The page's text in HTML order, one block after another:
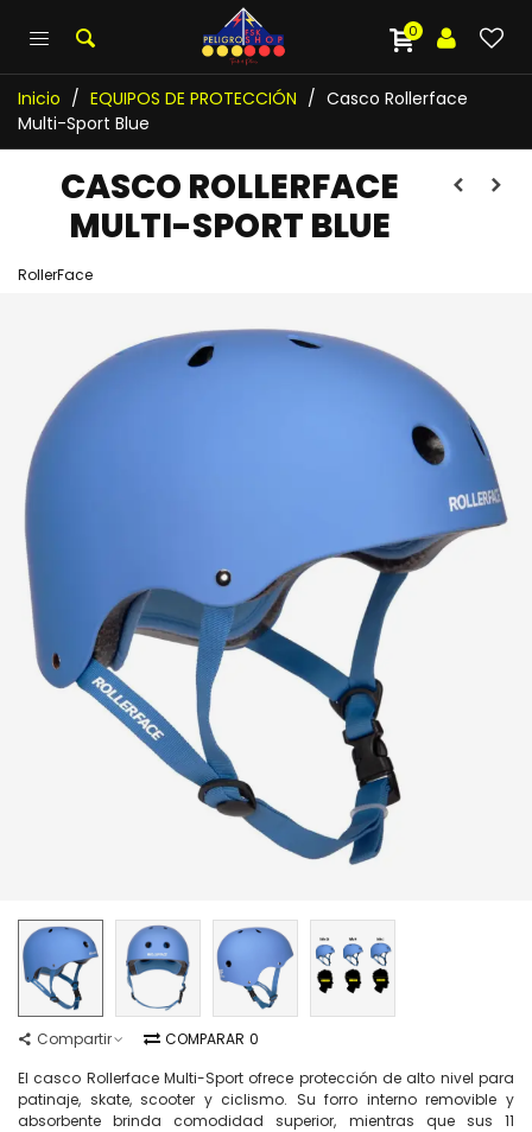
0
Inicio / EQUIPOS DE PROTECCIÓN / Casco Rollerface
Multi-Sport Blue
CASCO ROLLERFACE
MULTI-SPORT BLUE
RollerFace
Compartir COMPARAR 0
El casco Rollerface Multi-Sport ofrece protección de alto nivel para
patinaje, skate, scooter y ciclismo. Su forro interno removible y
absorbente brinda comodidad superior, mientras que sus 11